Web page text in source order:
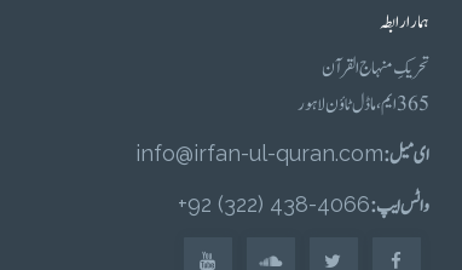
ہمارا رابطہ
تحریکِ منہاج القرآن
365 ایم، ماڈل ٹاؤن لاہور
ای میل :info@irfan-ul-quran.com
واٹس ایپ :4066-438 (322) 92+